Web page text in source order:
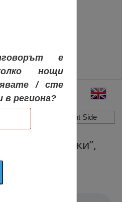
Show/Hide Right Side
Врачански”,
е
нощи
/ сте
в региона?